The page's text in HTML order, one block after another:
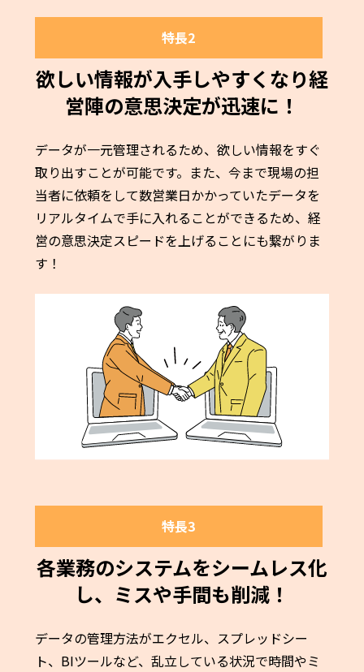
特長2
欲しい情報が入手しやすくなり経
営陣の意思決定が迅速に！
データが一元管理されるため、欲しい情報をすぐ
取り出すことが可能です。また、今まで現場の担
当者に依頼をして数営業日かかっていたデータを
リアルタイムで手に入れることができるため、経
営の意思決定スピードを上げることにも繋がりま
す！
特長3
各業務のシステムをシームレス化
し、ミスや手間も削減！
データの管理方法がエクセル、スプレッドシー
ト、BIツールなど、乱立している状況で時間やミ